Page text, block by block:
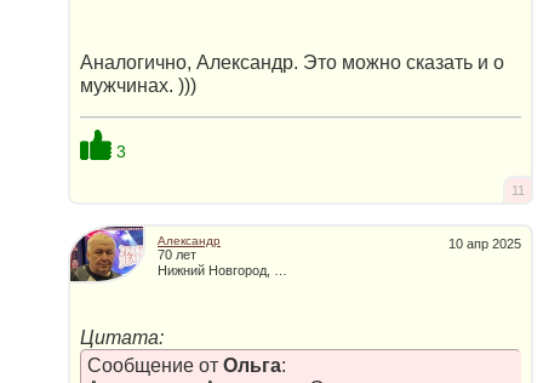
Аналогично, Александр. Это можно сказать и о
мужчинах. )))
3
11
10 апр 2025
Александр
70 лет
Цитата:
Сообщение от Ольга: